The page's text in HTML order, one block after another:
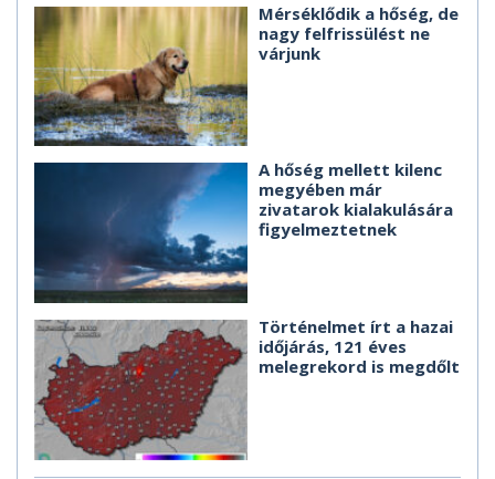
Mérséklődik a hőség, de
nagy felfrissülést ne
várjunk
A hőség mellett kilenc
megyében már
zivatarok kialakulására
figyelmeztetnek
Történelmet írt a hazai
időjárás, 121 éves
melegrekord is megdőlt